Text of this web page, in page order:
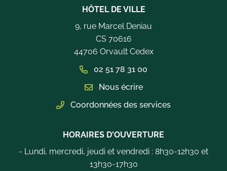
HÔTEL DE VILLE
9, rue Marcel Deniau
CS 70616
44706 Orvault Cedex
02 51 78 31 00
Nous écrire
Coordonnées des services
HORAIRES D'OUVERTURE
- Lundi, mercredi, jeudi et vendredi : 8h30-12h30 et
13h30-17h30